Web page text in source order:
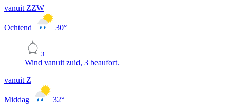
vanuit ZZW
Ochtend 30°
3
Wind vanuit zuid, 3 beaufort.
vanuit Z
Middag 32°